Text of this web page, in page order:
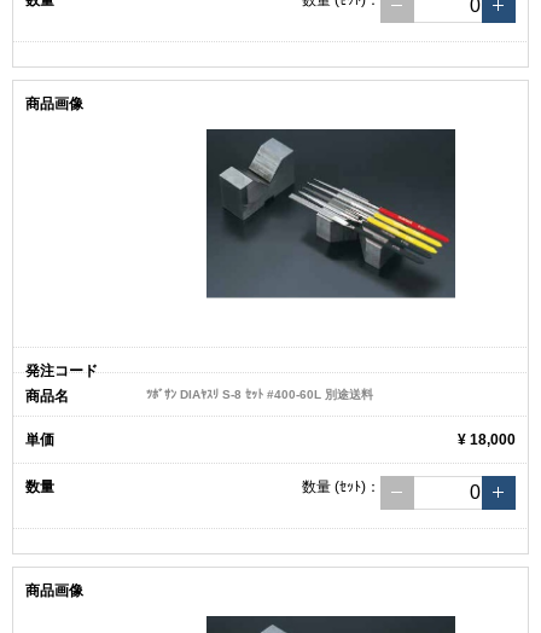
ﾂﾎﾞｻﾝ DIAﾔｽﾘ S-8 ｾｯﾄ #400-60L 別途送料
¥ 18,000
数量 (ｾｯﾄ) ：